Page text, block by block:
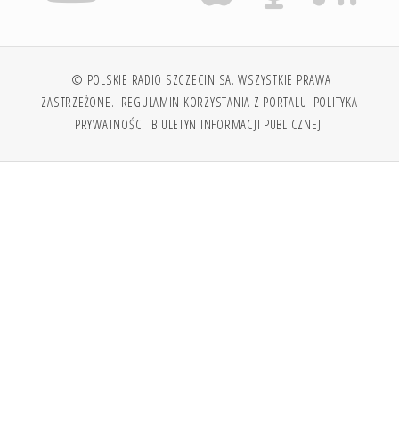
© POLSKIE RADIO SZCZECIN SA. WSZYSTKIE PRAWA
ZASTRZEŻONE. REGULAMIN KORZYSTANIA Z PORTALU POLITYKA
PRYWATNOŚCI BIULETYN INFORMACJI PUBLICZNEJ